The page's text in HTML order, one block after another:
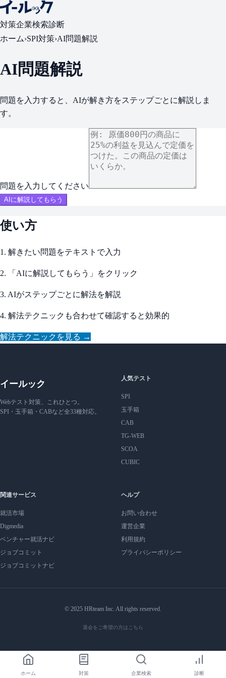
対策企業検索診断
ホーム›SPI対策›AI問題解説
AI問題解説
問題を入力すると、AIが解き方をステップごとに解説しま
す。
問題を入力してください
AIに解説してもらう
使い方
1. 解きたい問題をテキストで入力
2. 「AIに解説してもらう」をクリック
3. AIがステップごとに解法を解説
4. 解法テクニックも合わせて確認すると効果的
解法テクニックを見る →
イールック
Webテスト対策、これひとつ。
SPI・玉手箱・CABなど全33種対応。
人気テスト
SPI
玉手箱
CAB
TG-WEB
SCOA
CUBIC
関連サービス
就活市場
Digmedia
ベンチャー就活ナビ
ジョブコミット
ジョブコミットナビ
ヘルプ
お問い合わせ
運営企業
利用規約
プライバシーポリシー
© 2025 HRteam Inc. All rights reserved.
退会をご希望の方はこちら
ホーム 対策 企業検索 診断